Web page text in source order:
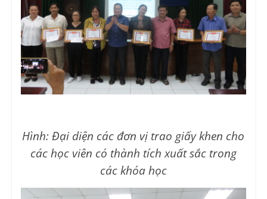
Hình: Đại diện các đơn vị trao giấy khen cho
các học viên có thành tích xuất sắc trong
các khóa học